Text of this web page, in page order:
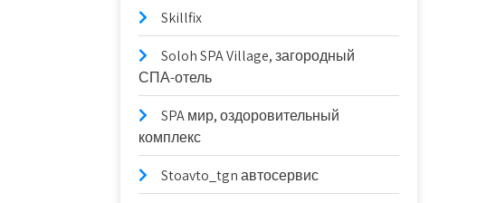
Skillfix
Soloh SPA Village, загородный
СПА-отель
SPA мир, оздоровительный
комплекс
Stoavto_tgn автосервис